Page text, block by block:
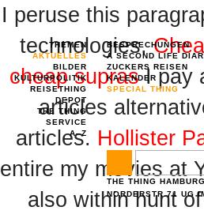
THEMEN
AKTUELLES
BILDER
KULTURPOLITIK
REISETHING
DEPOT
THE THING
SERVICE
A–Z
BESPRECHUNGEN
A SECOND LIFE
ZUCKERS REISEN
KALENDER
SPECIAL THING
THE THING HAMBURG
NORDERSTR.71 UG
I peruse this
technologies,
cheap suprasI pay
articles
articles. Hollister
entire my movies at
also within hunt